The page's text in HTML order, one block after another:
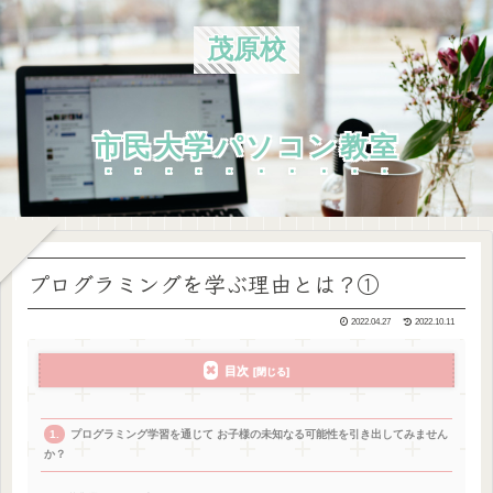
茂原校
市民大学パソコン教室
プログラミングを学ぶ理由とは？①
2022.04.27 2022.10.11
目次
プログラミング学習を通じて お子様の未知なる可能性を引き出してみません
か？